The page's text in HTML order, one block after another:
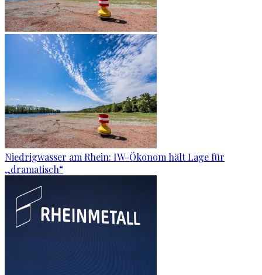
Niedrigwasser am Rhein: IW-Ökonom hält Lage für
„dramatisch“